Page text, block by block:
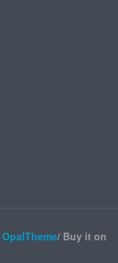
OpalTheme/ Buy it on